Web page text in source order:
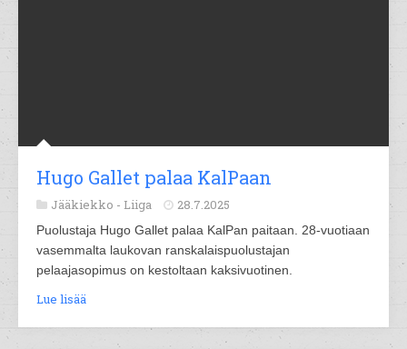
Hugo Gallet palaa KalPaan
Jääkiekko - Liiga 28.7.2025
Puolustaja Hugo Gallet palaa KalPan paitaan. 28-vuotiaan
vasemmalta laukovan ranskalaispuolustajan
pelaajasopimus on kestoltaan kaksivuotinen.
Lue lisää